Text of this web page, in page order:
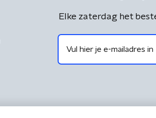
Elke zaterdag het